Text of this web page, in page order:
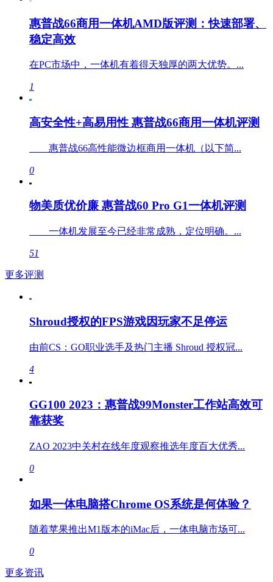
惠普战66商用一体机AMD版评测：快速部署、
稳定高效
在PC市场中，一体机有着得天独厚的两大优势。...
1
高安全性+高易用性 惠普战66商用一体机评测
惠普战66高性能微边框商用一体机（以下简...
0
物美质优价廉 惠普战60 Pro G1一体机评测
一体机发展至今已经非常成熟，定位明确。...
51
更多评测
Shroud授权的FPS游戏因玩家不足停运
由前CS：GO职业选手及热门主播 Shroud 授权冠...
4
GG100 2023：惠普战99Monster工作站高效可
靠获奖
ZAO 2023中关村在线年度观察推选年度百大优秀...
0
如果一体电脑搭Chrome OS系统是何体验？
随着苹果推出M1版本的iMac后，一体电脑市场可...
0
更多资讯